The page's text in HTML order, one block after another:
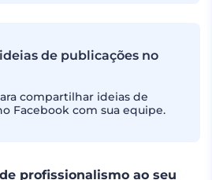
de publicações no
compartilhar ideias de
Facebook com sua equipe.
profissionalismo ao seu